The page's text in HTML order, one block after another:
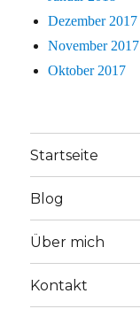
Dezember 2017
November 2017
Oktober 2017
Startseite
Blog
Über mich
Kontakt